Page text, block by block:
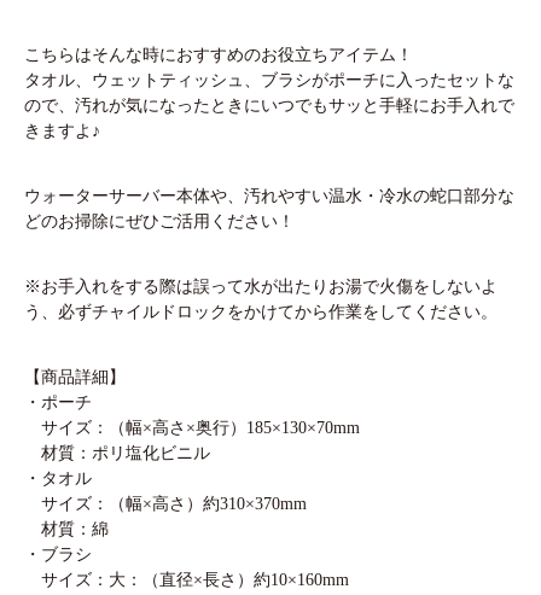
こちらはそんな時におすすめのお役立ちアイテム！
タオル、ウェットティッシュ、ブラシがポーチに入ったセットな
ので、汚れが気になったときにいつでもサッと手軽にお手入れで
きますよ♪
ウォーターサーバー本体や、汚れやすい温水・冷水の蛇口部分な
どのお掃除にぜひご活用ください！
※お手入れをする際は誤って水が出たりお湯で火傷をしないよ
う、必ずチャイルドロックをかけてから作業をしてください。
【商品詳細】
・ポーチ
サイズ：（幅×高さ×奥行）185×130×70mm
材質：ポリ塩化ビニル
・タオル
サイズ：（幅×高さ）約310×370mm
材質：綿
・ブラシ
サイズ：大：（直径×長さ）約10×160mm